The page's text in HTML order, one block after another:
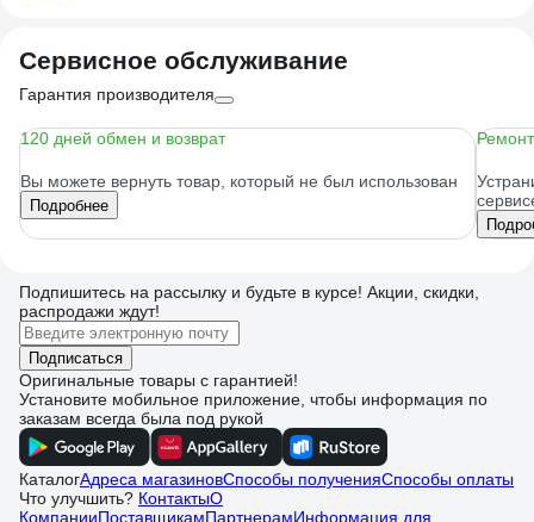
Сервисное обслуживание
Гарантия производителя
120 дней обмен и возврат
Вы можете вернуть товар, который не был использован
Подробнее
Подпишитесь на рассылку и будьте в курсе! Акции, скидки,
распродажи ждут!
Подписаться
Оригинальные товары с гарантией!
Установите мобильное приложение, чтобы информация по
заказам всегда была под рукой
КаталогАдреса магазиновСпособы полученияСпособы оплаты
Что улучшить? КонтактыО
КомпанииПоставщикамПартнерамИнформация для